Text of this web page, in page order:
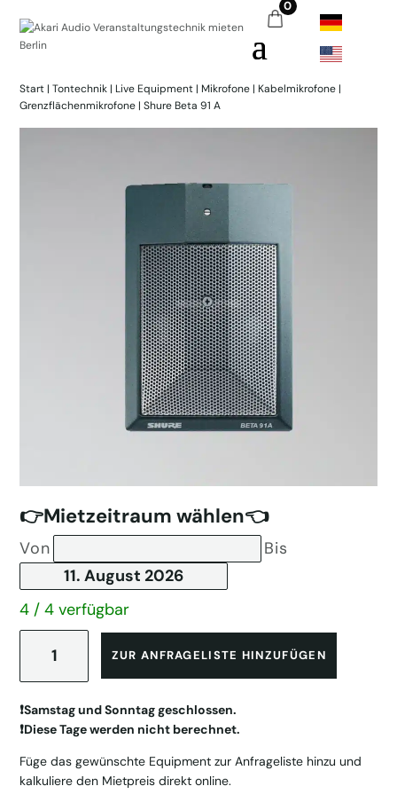
0
Start |Tontechnik | Live Equipment | Mikrofone | Kabelmikrofone |
Grenzflächenmikrofone | Shure Beta 91 A
👉Mietzeitraum wählen👈
Von Bis
4 / 4 verfügbar
Shure
Beta
Menge
ZUR ANFRAGELISTE HINZUFÜGEN
❗️Samstag und Sonntag geschlossen.
❗️Diese Tage werden nicht berechnet.
Füge das gewünschte Equipment zur Anfrageliste hinzu und
kalkuliere den Mietpreis direkt online.